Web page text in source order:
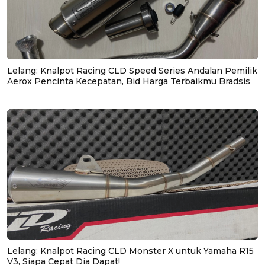
Lelang: Knalpot Racing CLD Speed Series Andalan Pemilik
Aerox Pencinta Kecepatan, Bid Harga Terbaikmu Bradsis
Lelang: Knalpot Racing CLD Monster X untuk Yamaha R15
V3, Siapa Cepat Dia Dapat!